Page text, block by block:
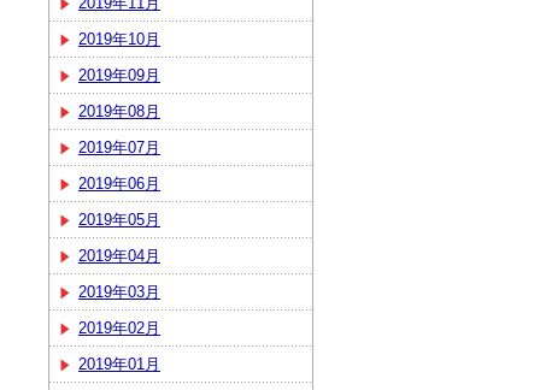
2019年10月
2019年09月
2019年08月
2019年07月
2019年06月
2019年05月
2019年04月
2019年03月
2019年02月
2019年01月